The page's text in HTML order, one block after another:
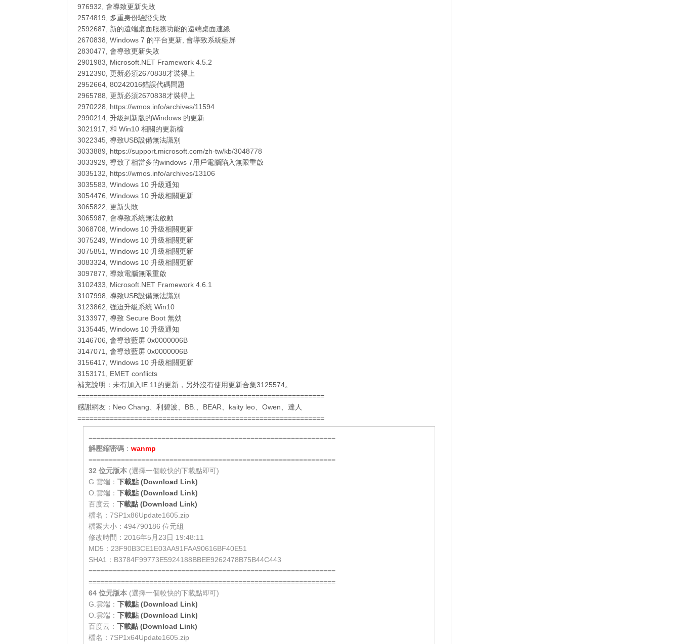
976932, 會導致更新失敗
2574819, 多重身份驗證失敗
2592687, 新的遠端桌面服務功能的遠端桌面連線
2670838, Windows 7 的平台更新, 會導致系統藍屏
2830477, 會導致更新失敗
2901983, Microsoft.NET Framework 4.5.2
2912390, 更新必須2670838才裝得上
2952664, 80242016錯誤代碼問題
2965788, 更新必須2670838才裝得上
2970228, https://wmos.info/archives/11594
2990214, 升級到新版的Windows 的更新
3021917, 和 Win10 相關的更新檔
3022345, 導致USB設備無法識別
3033889, https://support.microsoft.com/zh-tw/kb/3048778
3033929, 導致了相當多的windows 7用戶電腦陷入無限重啟
3035132, https://wmos.info/archives/13106
3035583, Windows 10 升級通知
3054476, Windows 10 升級相關更新
3065822, 更新失敗
3065987, 會導致系統無法啟動
3068708, Windows 10 升級相關更新
3075249, Windows 10 升級相關更新
3075851, Windows 10 升級相關更新
3083324, Windows 10 升級相關更新
3097877, 導致電腦無限重啟
3102433, Microsoft.NET Framework 4.6.1
3107998, 導致USB設備無法識別
3123862, 強迫升級系統 Win10
3133977, 導致 Secure Boot 無効
3135445, Windows 10 升級通知
3146706, 會導致藍屏 0x0000006B
3147071, 會導致藍屏 0x0000006B
3156417, Windows 10 升級相關更新
3153171, EMET conflicts
補充說明：未有加入IE 11的更新，另外沒有使用更新合集3125574。
=============================================================
感謝網友： Neo Chang 利碧波 BB. BEAR kaity leo Owen
達人
=============================================================
=============================================================
解壓縮密碼： wanmp
=============================================================
32 位元版本(選擇一個較快的下載點即可)
G.雲端： 下載點 (Download Link)
O.雲端： 下載點 (Download Link)
百度云： 下載點 (Download Link)
檔名：7SP1x86Update1605.zip
檔案大小：494790186 位元組
修改時間：2016年5月23日 19:48:11
MD5：23F90B3CE1E03AA91FAA90616BF40E51
SHA1：B3784F99773E5924188BBEE9262478B75B44C443
=============================================================
=============================================================
64 位元版本(選擇一個較快的下載點即可)
G.雲端： 下載點 (Download Link)
O.雲端： 下載點 (Download Link)
百度云： 下載點 (Download Link)
檔名：7SP1x64Update1605.zip